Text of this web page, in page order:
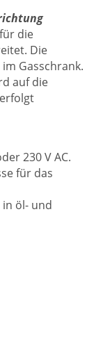
die
Die
Gasschrank.
auf die
230 V AC.
für das
öl- und